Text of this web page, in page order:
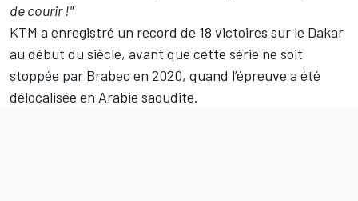
de courir !"
KTM a enregistré un record de 18 victoires sur le Dakar
au début du siècle, avant que cette série ne soit
stoppée par Brabec en 2020, quand l’épreuve a été
délocalisée en Arabie saoudite.